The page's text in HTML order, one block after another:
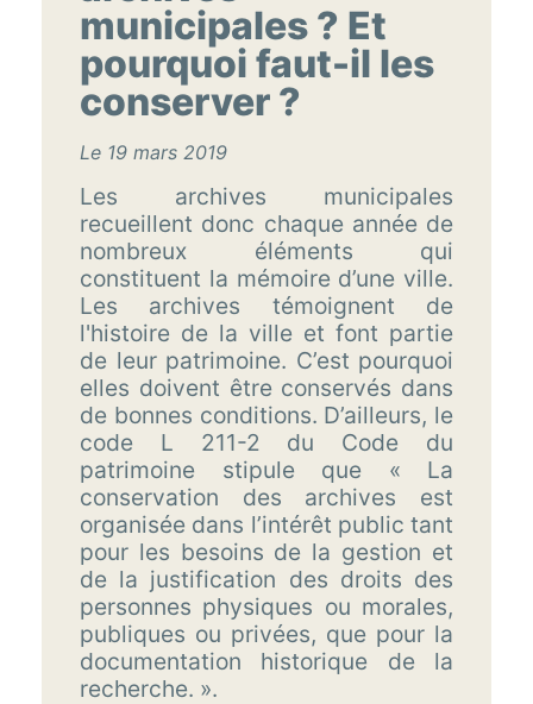
municipales ? Et
pourquoi faut-il les
conserver ?
Le 19 mars 2019
Les archives municipales
recueillent donc chaque année de
nombreux éléments qui
constituent la mémoire d’une ville.
Les archives témoignent de
l'histoire de la ville et font partie
de leur patrimoine. C’est pourquoi
elles doivent être conservés dans
de bonnes conditions. D’ailleurs, le
code L 211-2 du Code du
patrimoine stipule que « La
conservation des archives est
organisée dans l’intérêt public tant
pour les besoins de la gestion et
de la justification des droits des
personnes physiques ou morales,
publiques ou privées, que pour la
documentation historique de la
recherche. ».